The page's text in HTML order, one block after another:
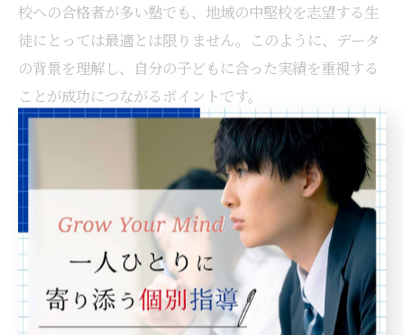
校への合格者が多い塾でも、地域の中堅校を志望する生
徒にとっては最適とは限りません。このように、データ
の背景を理解し、自分の子どもに合った実績を重視する
ことが成功につながるポイントです。
入試情報で塾を選ぶ際の重要ポイント
最新の入試情報を活用して塾を選ぶ際には、入試制度の
変更点や出題傾向の分析力が塾に備わっているかを見極
めることが重要です。特に名古屋市南区では地域ごとの
特色ある入試が存在するため、地域密着型の情報収集力
が求められます。